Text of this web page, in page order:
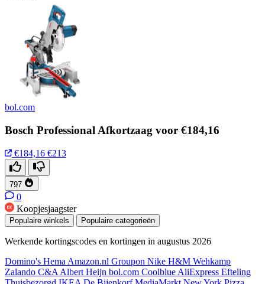
bol.com
Bosch Professional Afkortzaag voor €184,16
€184,16 €213
797
0
Koopjesjaagster
Populaire winkels Populaire categorieën
Werkende kortingscodes en kortingen in augustus 2026
Domino's Hema Amazon.nl Groupon Nike H&M Wehkamp
Zalando C&A Albert Heijn bol.com Coolblue AliExpress Efteling